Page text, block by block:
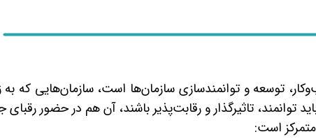
توسعه و توانمندسازی سازمان‌ها است، سازمان‌هایی که به
توانمند، تاثیرگذار و رقابت‌پذیر باشند، آن هم در حضور رقبای
است: